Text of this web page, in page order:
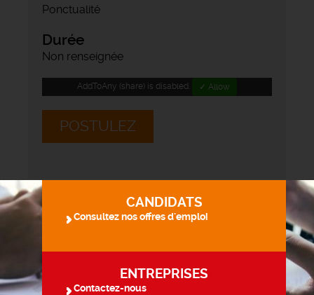
Ponctualité
Durée
Non renseignée
AddToAny (share) is disabled. ✓ Allow
POSTULEZ
CANDIDATS
Consultez nos offres d'emploi
ENTREPRISES
Contactez-nous